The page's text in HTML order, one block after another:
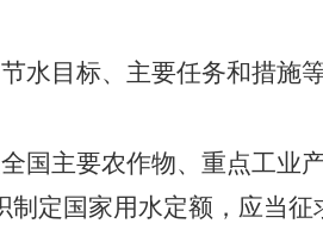
水目标、主要任务和措施
国主要农作物、重点工业
制定国家用水定额，应当征